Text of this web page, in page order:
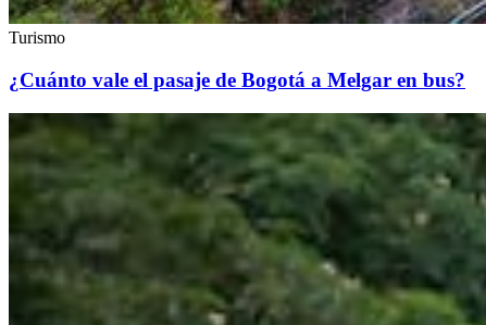
Turismo
¿Cuánto vale el pasaje de Bogotá a Melgar en bus?